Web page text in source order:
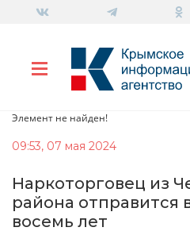
Элемент не найден!
09:53, 07 мая 2024
Наркоторговец из
района отправится
восемь лет